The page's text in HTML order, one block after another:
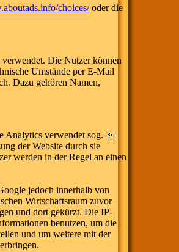
choices/oder die
Die Nutzer können
Umstände per E-Mail
Dazu gehören Namen,
Analytics verwendet sog.
der Website durch sie
werden in der Regel an einen
jedoch innerhalb von
Wirtschaftsraum zuvor
und dort gekürzt. Die IP-
benutzen, um die
und um weitere mit der